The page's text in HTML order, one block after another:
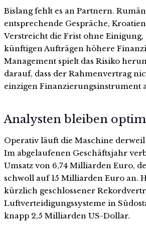
Bislang fehlt es an Partnern.
entsprechende Gespräche,
Verstreicht die Frist ohne Einigung,
künftigen Aufträgen höhere
Management spielt das Risiko
darauf, dass der Rahmenvertrag
einzigen Finanzierungsinstrument
Analysten bleiben
Operativ läuft die Maschine
Im abgelaufenen Geschäftsjahr
Umsatz von 6,74 Milliarden Euro,
schwoll auf 15 Milliarden Euro an.
kürzlich geschlossener
Luftverteidigungssysteme in
knapp 2,5 Milliarden US-Dollar.